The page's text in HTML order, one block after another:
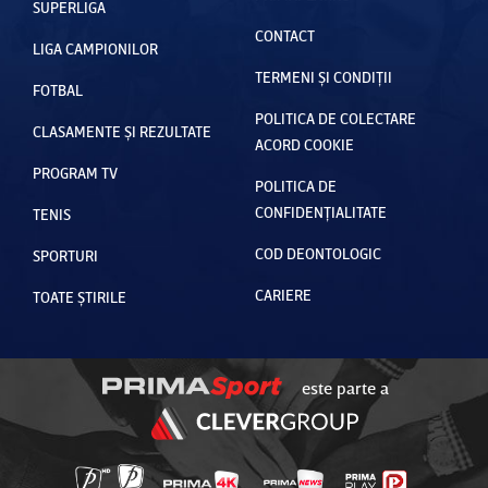
SUPERLIGA
LIGA CAMPIONILOR
FOTBAL
CLASAMENTE ȘI REZULTATE
PROGRAM TV
TENIS
SPORTURI
TOATE ȘTIRILE
CONTACT
TERMENI ȘI CONDIȚII
POLITICA DE COLECTARE
ACORD COOKIE
POLITICA DE
CONFIDENȚIALITATE
COD DEONTOLOGIC
CARIERE
este parte a